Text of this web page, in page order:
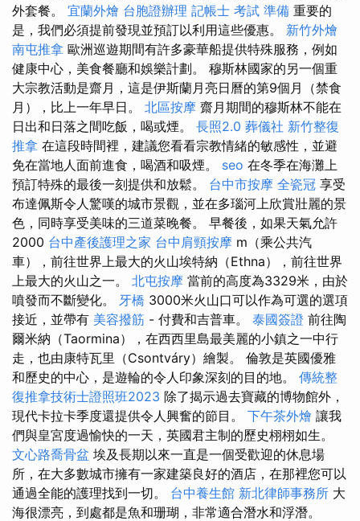
外套餐。 宜蘭外燴 台胞證辦理 記帳士 考試 準備 重要的
是，我們必須提前發現並預訂以利用這些優惠。 新竹外燴
南屯推拿 歐洲巡遊期間有許多豪華船提供特殊服務，例如
健康中心，美食餐廳和娛樂計劃。 穆斯林國家的另一個重
大宗教活動是齋月，這是伊斯蘭月亮日曆的第9個月（禁食
月），比上一年早日。 北區按摩 齋月期間的穆斯林不能在
日出和日落之間吃飯，喝或煙。 長照2.0 葬儀社 新竹整復
推拿 在這段時間裡，建議您看看宗教情緒的敏感性，並避
免在當地人面前進食，喝酒和吸煙。 seo 在冬季在海灘上
預訂特殊的最後一刻提供和放鬆。 台中市按摩 全瓷冠 享受
布達佩斯令人驚嘆的城市景觀，並在多瑙河上欣賞壯麗的景
色，同時享受美味的三道菜晚餐。 早餐後，如果天氣允許
2000 台中產後護理之家 台中肩頸按摩 m（乘公共汽
車），前往世界上最大的火山埃特納（Ethna），前往世界
上最大的火山之一。 北屯按摩 當前的高度為3329米，由於
噴發而不斷變化。 牙橋 3000米火山口可以作為可選的選項
接近，並帶有 美容撥筋 - 付費和吉普車。 泰國簽證 前往陶
爾米納（Taormina），在西西里島最美麗的小鎮之一中行
走，也由康特瓦里（Csontváry）繪製。 倫敦是英國優雅
和歷史的中心，是遊輪的令人印象深刻的目的地。 傳統整
復推拿技術士證照班2023 除了揭示過去寶藏的博物館外，
現代卡拉卡季度還提供令人興奮的節目。 下午茶外燴 讓我
們與皇宮度過愉快的一天，英國君主制的歷史栩栩如生。
文心路喬骨盆 埃及長期以來一直是一個受歡迎的休息場
所，在大多數城市擁有一家建築良好的酒店，在那裡您可以
通過全能的護理找到一切。 台中養生館 新北律師事務所 大
海很漂亮，到處都是魚和珊瑚，非常適合潛水和浮潛。